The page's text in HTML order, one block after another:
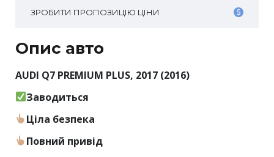
ЗРОБИТИ ПРОПОЗИЦІЮ ЦІНИ
Опис авто
AUDI Q7 PREMIUM PLUS, 2017 (2016)
Заводиться
Ціла безпека
Повний привід